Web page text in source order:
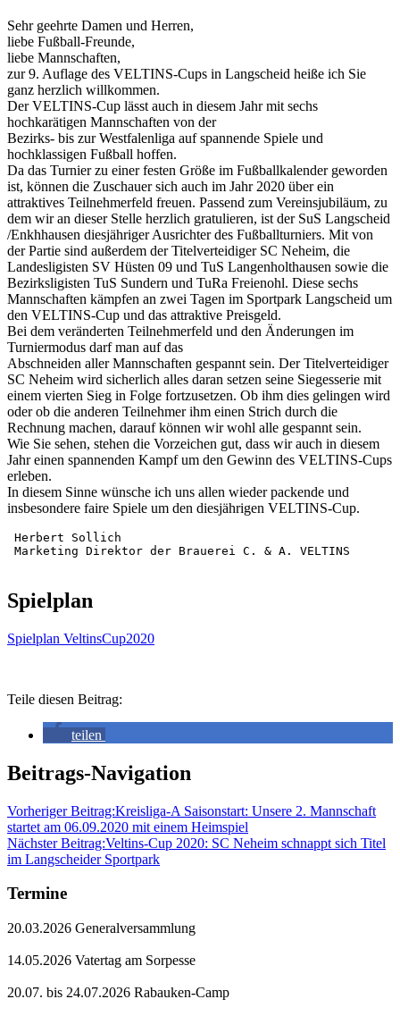
Sehr geehrte Damen und Herren,
liebe Fußball-Freunde,
liebe Mannschaften,
zur 9. Auflage des VELTINS-Cups in Langscheid heiße ich Sie
ganz herzlich willkommen.
Der VELTINS-Cup lässt auch in diesem Jahr mit sechs
hochkarätigen Mannschaften von der
Bezirks- bis zur Westfalenliga auf spannende Spiele und
hochklassigen Fußball hoffen.
Da das Turnier zu einer festen Größe im Fußballkalender geworden
ist, können die Zuschauer sich auch im Jahr 2020 über ein
attraktives Teilnehmerfeld freuen. Passend zum Vereinsjubiläum, zu
dem wir an dieser Stelle herzlich gratulieren, ist der SuS Langscheid
/Enkhhausen diesjähriger Ausrichter des Fußballturniers. Mit von
der Partie sind außerdem der Titelverteidiger SC Neheim, die
Landesligisten SV Hüsten 09 und TuS Langenholthausen sowie die
Bezirksligisten TuS Sundern und TuRa Freienohl. Diese sechs
Mannschaften kämpfen an zwei Tagen im Sportpark Langscheid um
den VELTINS-Cup und das attraktive Preisgeld.
Bei dem veränderten Teilnehmerfeld und den Änderungen im
Turniermodus darf man auf das
Abschneiden aller Mannschaften gespannt sein. Der Titelverteidiger
SC Neheim wird sicherlich alles daran setzen seine Siegesserie mit
einem vierten Sieg in Folge fortzusetzen. Ob ihm dies gelingen wird
oder ob die anderen Teilnehmer ihm einen Strich durch die
Rechnung machen, darauf können wir wohl alle gespannt sein.
Wie Sie sehen, stehen die Vorzeichen gut, dass wir auch in diesem
Jahr einen spannenden Kampf um den Gewinn des VELTINS-Cups
erleben.
In diesem Sinne wünsche ich uns allen wieder packende und
insbesondere faire Spiele um den diesjährigen VELTINS-Cup.
Herbert Sollich
Spielplan
Spielplan VeltinsCup2020
Teile diesen Beitrag:
teilen
Beitrags-Navigation
Vorheriger Beitrag:Kreisliga-A Saisonstart: Unsere 2. Mannschaft
startet am 06.09.2020 mit einem Heimspiel
Nächster Beitrag:Veltins-Cup 2020: SC Neheim schnappt sich Titel
im Langscheider Sportpark
Termine
20.03.2026 Generalversammlung
14.05.2026 Vatertag am Sorpesse
20.07. bis 24.07.2026 Rabauken-Camp